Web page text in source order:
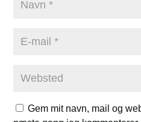
Gem mit navn, mail og